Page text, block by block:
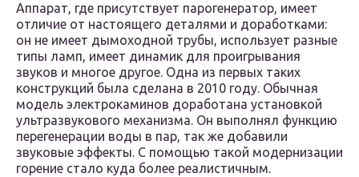
Аппарат, где присутствует парогенератор, имеет
отличие от настоящего деталями и доработками:
он не имеет дымоходной трубы, использует разные
типы ламп, имеет динамик для проигрывания
звуков и многое другое. Одна из первых таких
конструкций была сделана в 2010 году. Обычная
модель электрокаминов доработана установкой
ультразвукового механизма. Он выполнял функцию
перегенерации воды в пар, так же добавили
звуковые эффекты. С помощью такой модернизации
горение стало куда более реалистичным.